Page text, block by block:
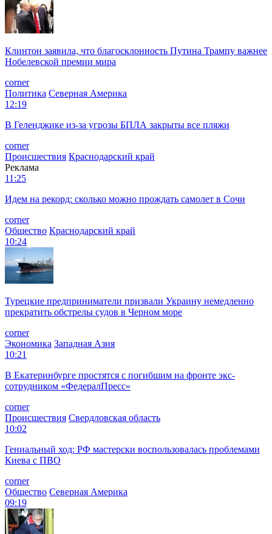
Клинтон заявила, что благосклонность Путина Трампу важнее
Нобелевской премии мира
corner
Политика Северная Америка
12:19
В Геленджике из-за угрозы БПЛА закрыты все пляжи
corner
Происшествия Краснодарский край
Реклама
11:25
Идем на рекорд: сколько можно прождать самолет в Сочи
corner
Общество Краснодарский край
10:24
Турецкие предприниматели призвали Украину немедленно
прекратить обстрелы судов в Черном море
corner
Экономика Западная Азия
10:21
В Екатеринбурге простятся с погибшим на фронте экс-
сотрудником «ФедералПресс»
corner
Происшествия Свердловская область
10:02
Гениальный ход: РФ мастерски воспользовалась проблемами
Киева с ПВО
corner
Общество Северная Америка
09:19